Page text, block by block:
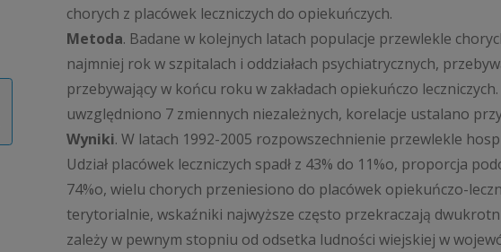
chorych z placówek leczniczych do opiekuńczych.
Metoda. Badane w kolejnych latach populacje przewlekle
najmniej rok w szpitalach i oddziałach psychiatrycznych,
przebywający w końcu roku w zakładach opiekuńczo
uwzględniono 7 zmiennych niezależnych, korelacje ustalano
Wyniki. W latach 1992-2005 rozpowszechnienie przewlekle
Udział placówek leczniczych spadł z 43% do 11%o, proporcja
74%o, wielu chorych przeniesiono do placówek opiekuńczo-
terytorialnie, wskaźniki najwyższe często przekraczają
zależy w pewnym stopniu od odsetka ludności wiejskiej w